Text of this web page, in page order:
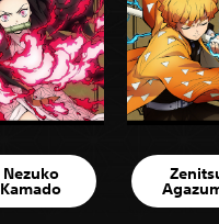
Nezuko
Kamado